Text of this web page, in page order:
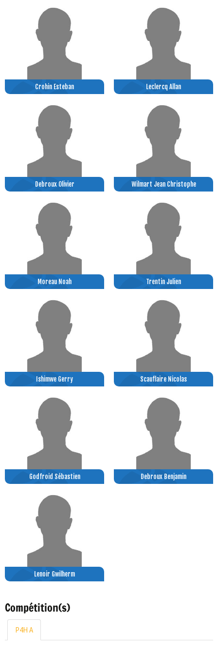
Crohin Esteban Leclercq Allan
Debroux Olivier Wilmart Jean Christophe
Moreau Noah Trentin Julien
Ishimwe Gerry Scauflaire Nicolas
Godfroid Sébastien Debroux Benjamin
Lenoir Gwilherm
Compétition(s)
P4H A